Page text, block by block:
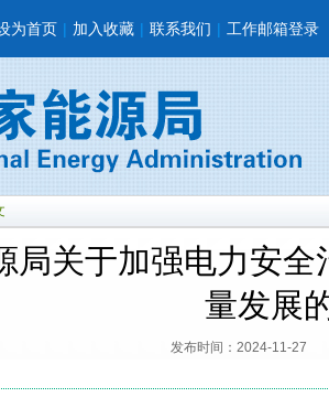
为首页 | 加入收藏 | 联系我们 | 工作邮箱登录
局关于加强电力安
量发展
发布时间：2024-11-27